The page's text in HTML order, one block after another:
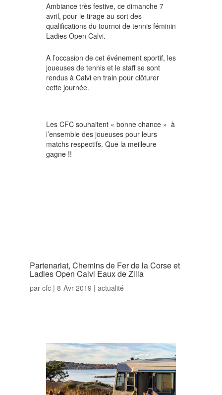
Ambiance très festive, ce dimanche 7
avril, pour le tirage au sort des
qualifications du tournoi de tennis féminin
Ladies Open Calvi.
A l’occasion de cet événement sportif, les
joueuses de tennis et le staff se sont
rendus à Calvi en train pour clôturer
cette journée.
Les CFC souhaitent « bonne chance » à
l’ensemble des joueuses pour leurs
matchs respectifs. Que la meilleure
gagne !!
Partenariat, Chemins de Fer de la Corse et
Ladies Open Calvi Eaux de Zilia
par cfc| 8-Avr-2019 | actualité